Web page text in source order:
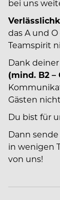
bei uns
das A und
Teamspirit
Dank deiner
(mind. B2 –
Gästen
Du bist für
Dann
in wenigen
von uns!